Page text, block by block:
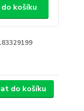
košíku
do košíku